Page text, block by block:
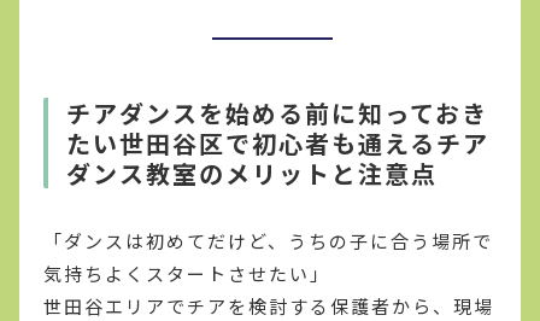
チアダンスを始める前に知っておき
たい世田谷区で初心者も通えるチア
ダンス教室のメリットと注意点
「ダンスは初めてだけど、うちの子に合う場所で
気持ちよくスタートさせたい」
世田谷エリアでチアを検討する保護者から、現場